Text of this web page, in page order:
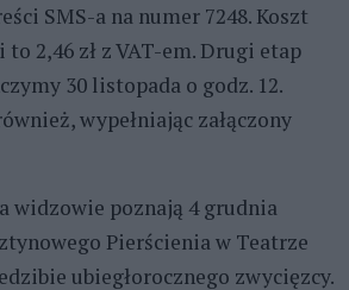
SMS-a na numer 7248. Koszt
2,46 zł z VAT-em. Drugi etap
30 listopada o godz. 12.
wypełniając załączony
widzowie poznają 4 grudnia
Pierścienia w Teatrze
ubiegłorocznego zwycięzcy.